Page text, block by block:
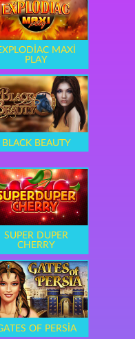
MAXI
PLAY
BLACK BEAUTY
SUPER DUPER
CHERRY
OF PERSIA